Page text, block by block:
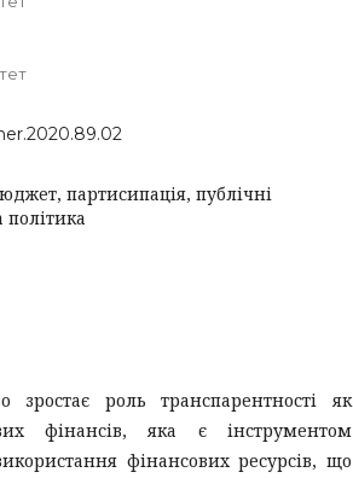
партисипація, публічні
зростає роль транспарентності як
фінансів, яка є інструментом
фінансових ресурсів, що